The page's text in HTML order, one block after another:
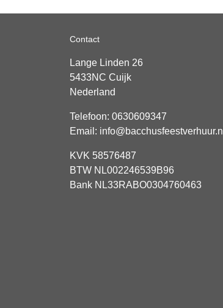
Contact
Lange Linden 26
5433NC Cuijk
Nederland
Telefoon: 0630609347
Email: info@bacchusfeestverhuur.nl
KVK 58576487
BTW NL002246539B96
Bank NL33RABO0304760463